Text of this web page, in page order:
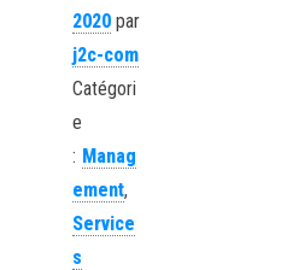
2020par
j2c-com
Catégori
e
: Manag
ement,
Service
s